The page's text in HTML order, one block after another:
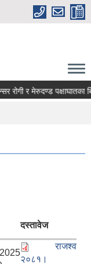
र मेरुदण्ड पक्षाघातका
दस्तावेज
राजश्व
२०८१।